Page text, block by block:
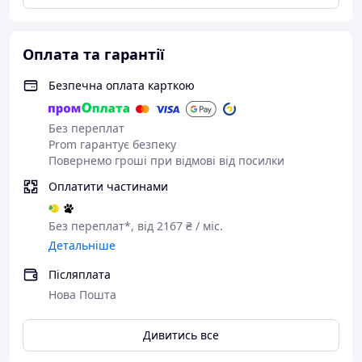
Душовий бокс 90х90 см з
Оплата та гарантії
Безпечна оплата карткою
Без переплат
Prom гарантує безпеку
Повернемо гроші при відмові від посилки
Оплатити частинами
Без переплат*, від 2167 ₴ / міс.
Детальніше
Післяплата
Нова Пошта
Дивитись все